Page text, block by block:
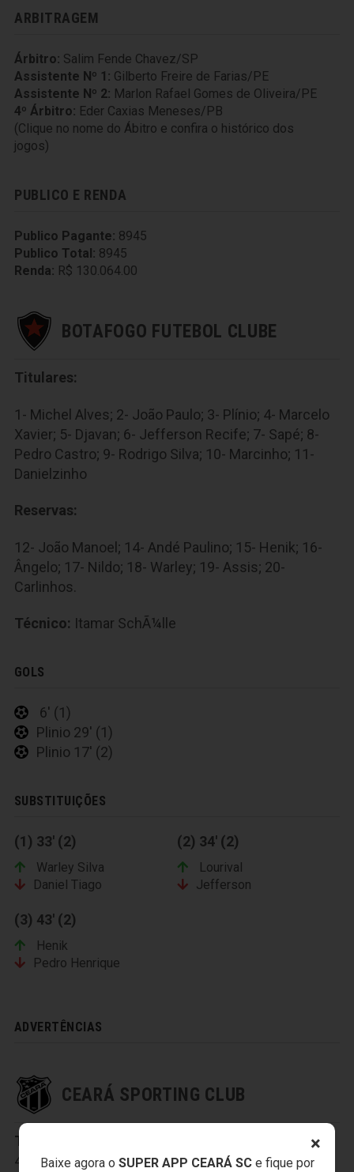
×
Baixe agora o SUPER APP CEARÁ SCe fique por
ARBITRAGEM
Árbitro: Salim Fende Chavez/SP
Assistente Nº 1: Gilberto Freire de Farias/PE
Assistente Nº 2: Marlon Rafael Gomes de Oliveira/PE
4º Árbitro: Eder Caxias Meneses/PB
(Clique no nome do Ábitro e confira o histórico dos
jogos)
PUBLICO E RENDA
Publico Pagante: 8945
Publico Total: 8945
Renda: R$ 130.064.00
BOTAFOGO FUTEBOL CLUBE
Titulares:
1- Michel Alves; 2- João Paulo; 3- Plínio; 4- Marcelo
Xavier; 5- Djavan; 6- Jefferson Recife; 7- Sapé; 8-
Pedro Castro; 9- Rodrigo Silva; 10- Marcinho; 11-
Danielzinho
Reservas:
12- João Manoel; 14- Andé Paulino; 15- Henik; 16-
Ângelo; 17- Nildo; 18- Warley; 19- Assis; 20-
Carlinhos.
Técnico: Itamar SchÃ¼lle
GOLS
6' (1)
Plinio 29' (1)
Plinio 17' (2)
SUBSTITUIÇÕES
(1) 33' (2)
Warley Silva
Daniel Tiago
(2) 34' (2)
Lourival
Jefferson
(3) 43' (2)
Henik
Pedro Henrique
ADVERTÊNCIAS
CEARÁ SPORTING CLUB
Titulares: 3-Sandro,
4-Charles,5-Baraka,6-Eduardo,8-Richardson,